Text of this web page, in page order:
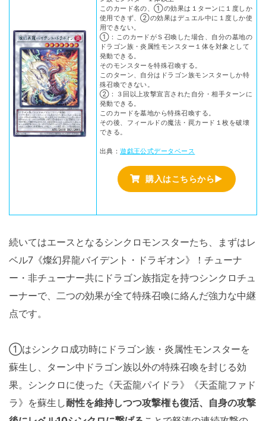
このカード名の、①の効果は１ターンに１度しか
使用できず、②の効果はデュエル中に１度しか使
用できない。
①：このカードがＳ召喚した場合、自分の墓地の
ドラゴン族・炎属性モンスター１体を対象として
発動できる。
そのモンスターを特殊召喚する。
このターン、自分はドラゴン族モンスターしか特
殊召喚できない。
②：３回以上攻撃宣言された自分・相手ターンに
発動できる。
このカードを墓地から特殊召喚する。
その後、フィールドの魔法・罠カード１枚を破壊
できる。
出典：遊戯王公式データベース
購入はこちらから▶
続いてはエースとなるシンクロモンスターたち、まずはレ
ベル7《燦幻昇龍バイデント・ドラギオン》！チューナ
ー・非チューナー共にドラゴン族指定を持つシンクロチュ
ーナーで、二つの効果が全て特殊召喚に絡んだ強力な中継
点です。
①はシンクロ成功時にドラゴン族・炎属性モンスターを
蘇生し、ターン中ドラゴン族以外の特殊召喚を封じる効
果。シンクロに使った《天盃龍パイドラ》《天盃龍ファド
ラ》を蘇生し耐性を維持しつつ攻撃権も復活、自身の攻撃